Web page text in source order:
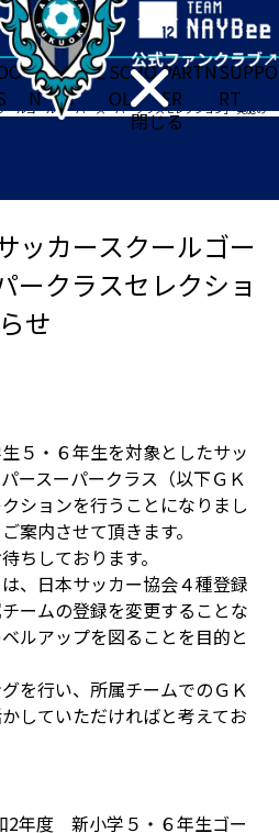
閉じる
FA
N
ACADE
MY
SCHO
OL
PARTN
ER
SUPPO
RT
ゴールキーパースーパークラスセレクション」 実施のお知らせ
ッカースクールゴー
ークラスセレクショ
せ
５・６年生を対象としたサッ
ースーパークラス（以下ＧＫ
ションを行うことになりまし
案内させて頂きます。
ちしております。
、日本サッカー協会４種登録
ームの登録を変更することな
ルアップを図ることを目的と
を行い、所属チームでのＧＫ
していただければと考えてお
2年度 新小学５・６年生ゴー